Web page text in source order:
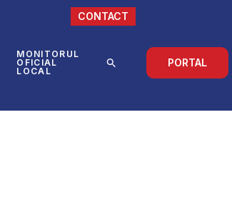
CONTACT
MONITORUL
OFICIAL
LOCAL
PORTAL